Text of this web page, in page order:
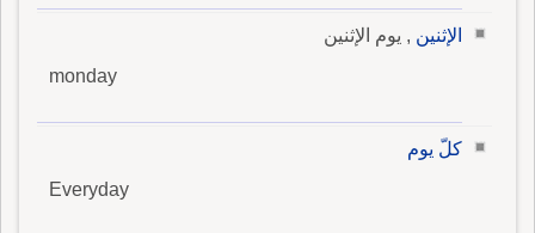
الإثنين , يوم الإثنين
monday
كلّ يوم
Everyday